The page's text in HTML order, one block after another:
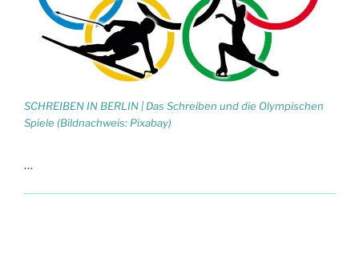
SCHREIBEN IN BERLIN | Das Schreiben und die Olympischen
Spiele (Bildnachweis: Pixabay)
…